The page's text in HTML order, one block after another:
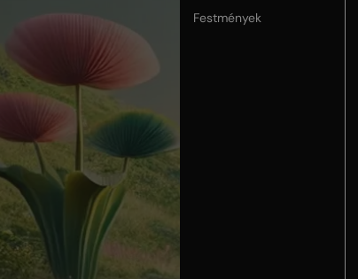
Festmények